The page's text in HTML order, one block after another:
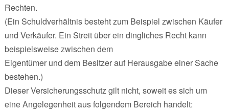
Rechten.
(Ein Schuldverhältnis besteht zum Beispiel zwischen Käufer
und Verkäufer. Ein Streit über ein dingliches Recht kann
beispielsweise zwischen dem
Eigentümer und dem Besitzer auf Herausgabe einer Sache
bestehen.)
Dieser Versicherungsschutz gilt nicht, soweit es sich um
eine Angelegenheit aus folgendem Bereich handelt: